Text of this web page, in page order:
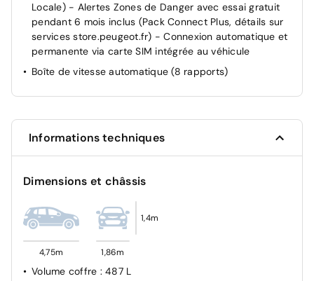
Kit de dépannage de pneumatique Avec compresseur
12 volts, flacon de produit de colmatage, anneau de
remorquage, cales pour frein de stationnement
électrique
Vitres électriques AV
Locale) - Alertes Zones de Danger avec essai gratuit
pendant 6 mois inclus (Pack Connect Plus, détails sur
services store.peugeot.fr) - Connexion automatique et
permanente via carte SIM intégrée au véhicule
Boîte de vitesse automatique (8 rapports)
Informations techniques
Dimensions et châssis
4,75m 1,86m
1,4m
Volume coffre : 487 L